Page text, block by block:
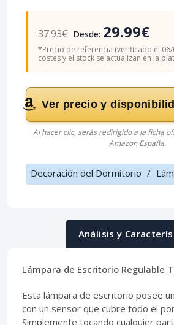
37.93€ Desde: 29.99€
*Precio de referencia (verificado el 06/
costes y el stock se actualizan en la
Ver precio y
Al hacer clic, serás redirigido a la ficha
Amazon España.
Decoración del Dormitorio /
Análisis y
Lámpara de Escritorio Regulable
Esta lámpara de escritorio posee
con un sensor que cubre todo el
Simplemente tocando cualquier